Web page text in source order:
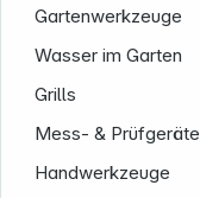
Gartenwerkzeuge
Wasser im Garten
Grills
Mess- & Prüfgeräte
Handwerkzeuge